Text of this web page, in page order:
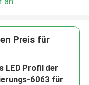
Preis für
LED Profil der
6063 für